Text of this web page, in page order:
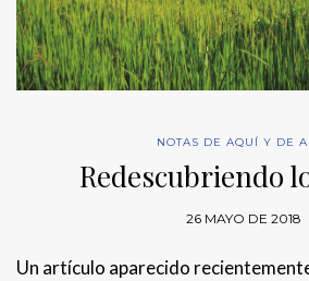
NOTAS DE AQUÍ Y DE
Redescubriendo
26 MAYO DE 2018
Un artículo aparecido